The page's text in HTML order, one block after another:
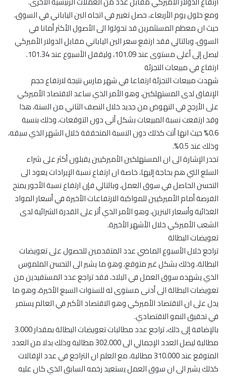
ومع حلول يوم الأربعاء، حصل تغيير في اتجاه الين الياباني في السوق،
حيث ان معظم المستثمرين قد تحولوا الى الأصول الأكثر أمانا في
السوق، وبالتالي فقد ارتفع سعر الين الياباني مقابل الدولار الأميركي
ليصل إلى أعلى مستوى عند 101.09، وليقفل الأسبوع عند 101.34.
ارتفاع في مبيعات التجزئة
شهدت مبيعات التجزئة ارتفاعا في شهر مارس نتيجة لارتفاع حجم
الإنفاق لدى المستهلكين، وهو الأمر الذي ساعد الاقتصاد الأميركي
على الأرجح في النهوض من جديد خلال النصف الثاني من السنة، هذا
وقد ارتفعت نسبة المبيعات بشكل أتى دون التوقعات، وذلك بنسبة
0.6% حيث انها أتت كذلك دون النسبة المتحققة خلال الشهر الذي سبقه،
وذلك عند 0.5%.
تجدر الإشارة الى ان المستهلكين الأميركيين يقبلون أكثر على شراء
السلع التي هم بحاجة إليها، خاصة ان ارتفاع نسبة الإيرادات يعود الى
التحسن الحاصل في سوق العمل، وبالتالي فإن ارتفاع نسبة الأجور يمنح
الفرصة أمام الأميركيين للمواكبة الارتفاعات الأخيرة في أسعار المواد
الغذائية وأسعار البنزين، وهو الأمر الذي أثر على القدرة الشرائية لدى
الشعب الأميركي خلال الأشهر الأخيرة.
تعويضات البطالة
تراجع خلال الأسبوع الماضي عدد المتقدمين للحصول على تعويضات
البطالة، وذلك بشكل غير متوقع، وهو ما يشير الى التحسن الملموس
الذي يشهده سوق العمل في البلاد، فقد تراجع عدد المستفيدين من
تعويضات البطالة الى أدنى مستوى له للسنوات السبع الأخيرة، وهو ما
يدل على ان الاقتصاد الأميركي وهو الاقتصاد الأكبر في العالم يستمر
في تحقيق النمو الاقتصادي.
بالإضافة إلى ذلك، تراجع عدد مطالبات تعويضات البطالة بمقدار 3.000
مطالبة ليصل العدد الإجمالي الى 302.000 مطالبة وذلك بدلا من العدد
المتوقع عند 310.000 مطالبة، مع العلم ان التراجع في عدد الإقالات
كذلك يشير الى ان سوق العمل يستعيد زخمه السابق الذي كان عليه